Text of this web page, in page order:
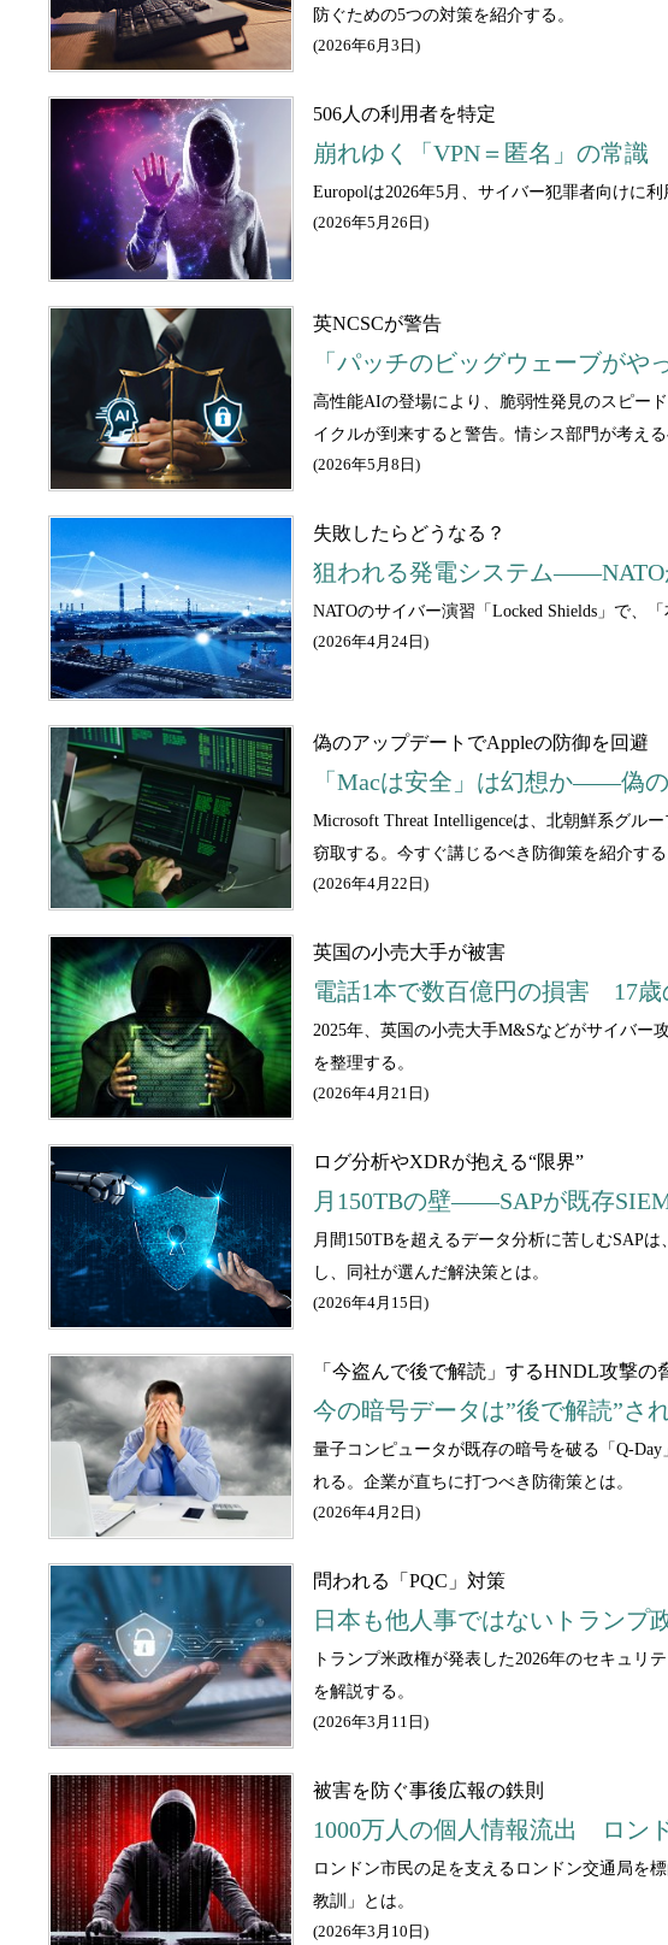
防ぐための5つの対策を紹介する。
(2026年6月3日 )
506人の利用者を特定
崩れゆく「VPN＝匿名」の常
Europolは2026年5月、サイバー犯罪者向けに
(2026年5月26日 )
英NCSCが警告
「パッチのビッグウェーブが
高性能AIの登場により、脆弱性発見のスピー
イクルが到来すると警告。情シス部門が考え
(2026年5月8日 )
失敗したらどうなる？
狙われる発電システム――NATO
NATOのサイバー演習「Locked Shields」で、
(2026年4月24日 )
偽のアップデートでAppleの防御を回避
「Macは安全」は幻想か――偽
Microsoft Threat Intelligenceは、北朝鮮系グル
窃取する。今すぐ講じるべき防御策を紹介する
(2026年4月22日 )
英国の小売大手が被害
電話1本で数百億円の損害 17歳
2025年、英国の小売大手M&Sなどがサイバー
を整理する。
(2026年4月21日 )
ログ分析やXDRが抱える“限界”
月150TBの壁――SAPが既存
月間150TBを超えるデータ分析に苦しむSAP
し、同社が選んだ解決策とは。
(2026年4月15日 )
「今盗んで後で解読」するHNDL攻撃の
今の暗号データは”後で解読”さ
量子コンピュータが既存の暗号を破る「Q-
れる。企業が直ちに打つべき防衛策とは。
(2026年4月2日 )
問われる「PQC」対策
日本も他人事ではないトランプ
トランプ米政権が発表した2026年のセキュ
を解説する。
(2026年3月11日 )
被害を防ぐ事後広報の鉄則
1000万人の個人情報流出 ロン
ロンドン市民の足を支えるロンドン交通局を
教訓」とは。
(2026年3月10日 )